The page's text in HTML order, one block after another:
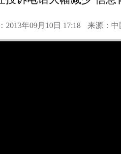
2013年09月10日 17:18 来源：中